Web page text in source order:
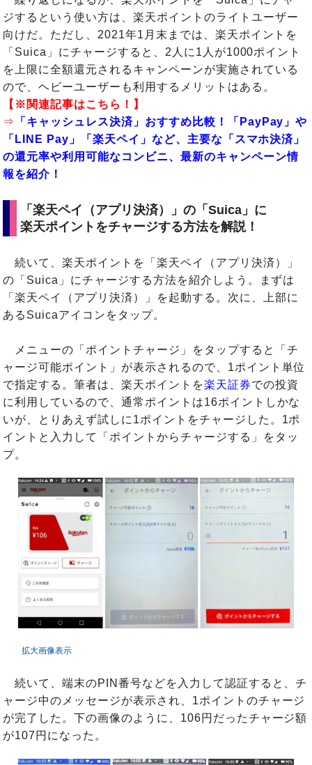
ジするという使い方は、楽天ポイントのライトユーザー
向けだ。ただし、2021年1月末までは、楽天ポイントを
「Suica」にチャージすると、2人に1人が1000ポイント
を上限に全額還元されるキャンペーンが実施されている
ので、ヘビーユーザーも利用するメリットはある。
【※関連記事はこちら！】
⇒
「キャッシュレス決済」おすすめ比較！「PayPay」や
「LINE Pay」「楽天ペイ」など、主要な「スマホ決済」
の還元率や利用可能なコンビニ、最新のキャンペーン情
報を紹介！
「楽天ペイ（アプリ決済）」の「Suica」に
楽天ポイントをチャージする方法を解説！
続いて、楽天ポイントを「楽天ペイ（アプリ決済）」
の「Suica」にチャージする方法を紹介しよう。まずは
「楽天ペイ（アプリ決済）」を起動する。次に、上部に
あるSuicaアイコンをタップ。
メニューの「ポイントチャージ」をタップすると「チ
ャージ可能ポイント」が表示されるので、1ポイント単位
で指定する。筆者は、楽天ポイントを楽天証券での投資
に利用しているので、通常ポイントは16ポイントしかな
いが、とりあえず試しに1ポイントをチャージした。1ポ
イントと入力して「ポイントからチャージする」をタッ
プ。
拡大画像表示
続いて、端末のPIN番号などを入力して認証すると、チ
ャージ中のメッセージが表示され、1ポイントのチャージ
が完了した。下の画像のように、106円だったチャージ額
が107円になった。